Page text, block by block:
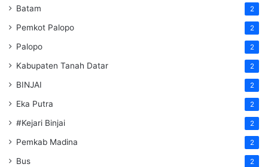
Batam 2
Pemkot Palopo 2
Palopo 2
Kabupaten Tanah Datar 2
BINJAI 2
Eka Putra 2
#Kejari Binjai 2
Pemkab Madina 2
Bus 2